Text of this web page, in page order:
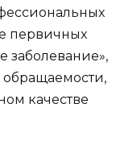
первичных
заболевание»,
качестве